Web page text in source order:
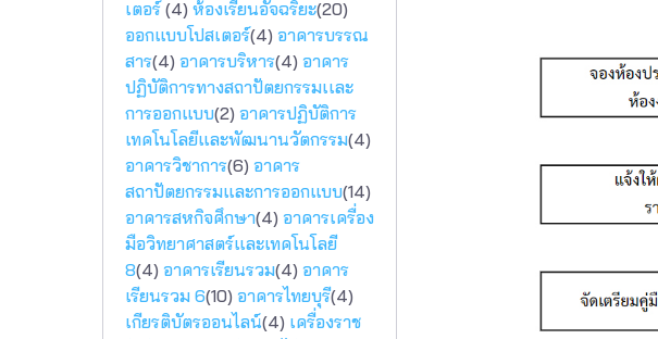
เตอร์(4) ห้องเรียนอัจฉริยะ(20)
ออกแบบโปสเตอร์(4) อาคารบรรณ
สาร(4) อาคารบริหาร(4) อาคาร
ปฏิบัติการทางสถาปัตยกรรมเเละ
การออกแบบ(2) อาคารปฏิบัติการ
เทคโนโลยีและพัฒนานวัตกรรม(4)
อาคารวิชาการ(6) อาคาร
สถาปัตยกรรมและการออกแบบ(14)
อาคารสหกิจศึกษา(4) อาคารเครื่อง
มือวิทยาศาสตร์และเทคโนโลยี
8(4) อาคารเรียนรวม(4) อาคาร
เรียนรวม 6(10) อาคารไทยบุรี(4)
เกียรติบัตรออนไลน์(4) เครื่องราช